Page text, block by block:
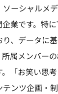
ーシャルメ
業です。特
り、データに
所属メンバー
「お笑い思
ンツ企画・